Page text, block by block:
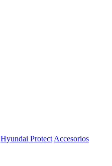
Hyundai Protect Accesorios